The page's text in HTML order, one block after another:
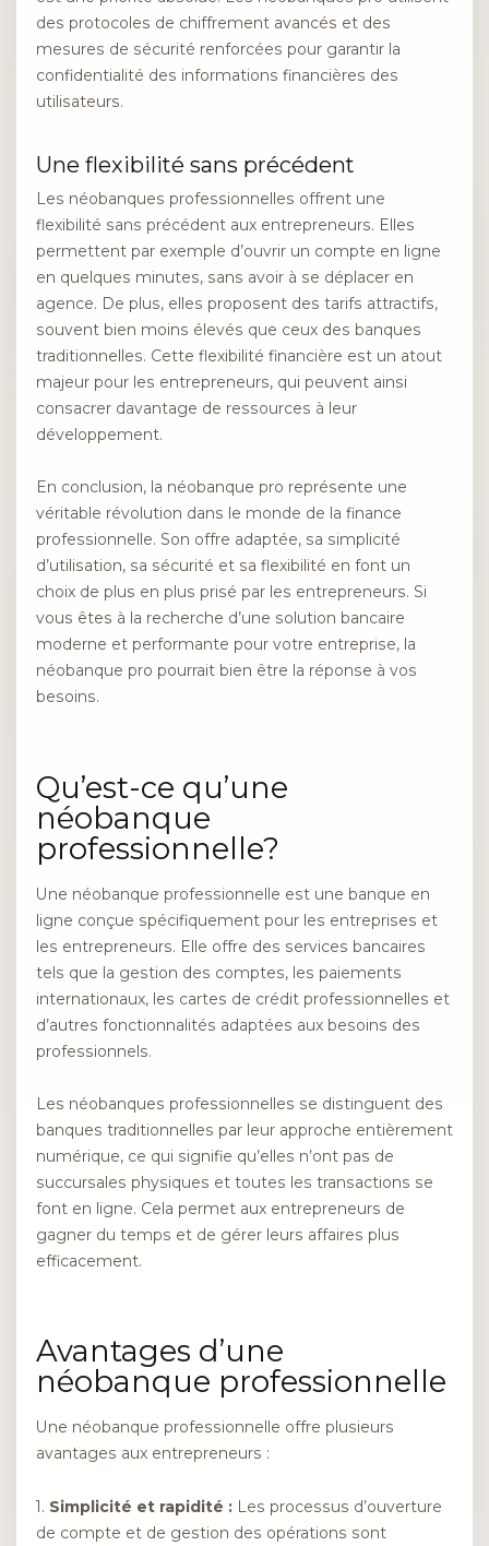
des protocoles de chiffrement avancés et des
mesures de sécurité renforcées pour garantir la
confidentialité des informations financières des
utilisateurs.
Une flexibilité sans précédent
Les néobanques professionnelles offrent une
flexibilité sans précédent aux entrepreneurs. Elles
permettent par exemple d’ouvrir un compte en ligne
en quelques minutes, sans avoir à se déplacer en
agence. De plus, elles proposent des tarifs attractifs,
souvent bien moins élevés que ceux des banques
traditionnelles. Cette flexibilité financière est un atout
majeur pour les entrepreneurs, qui peuvent ainsi
consacrer davantage de ressources à leur
développement.
En conclusion, la néobanque pro représente une
véritable révolution dans le monde de la finance
professionnelle. Son offre adaptée, sa simplicité
d’utilisation, sa sécurité et sa flexibilité en font un
choix de plus en plus prisé par les entrepreneurs. Si
vous êtes à la recherche d’une solution bancaire
moderne et performante pour votre entreprise, la
néobanque pro pourrait bien être la réponse à vos
besoins.
Qu’est-ce qu’une
néobanque
professionnelle?
Une néobanque professionnelle est une banque en
ligne conçue spécifiquement pour les entreprises et
les entrepreneurs. Elle offre des services bancaires
tels que la gestion des comptes, les paiements
internationaux, les cartes de crédit professionnelles et
d’autres fonctionnalités adaptées aux besoins des
professionnels.
Les néobanques professionnelles se distinguent des
banques traditionnelles par leur approche entièrement
numérique, ce qui signifie qu’elles n’ont pas de
succursales physiques et toutes les transactions se
font en ligne. Cela permet aux entrepreneurs de
gagner du temps et de gérer leurs affaires plus
efficacement.
Avantages d’une
néobanque professionnelle
Une néobanque professionnelle offre plusieurs
avantages aux entrepreneurs :
1. Simplicité et rapidité : Les processus d’ouverture
de compte et de gestion des opérations sont